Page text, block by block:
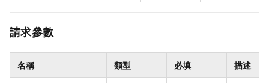
請求參數
名稱 類型 必填 描述